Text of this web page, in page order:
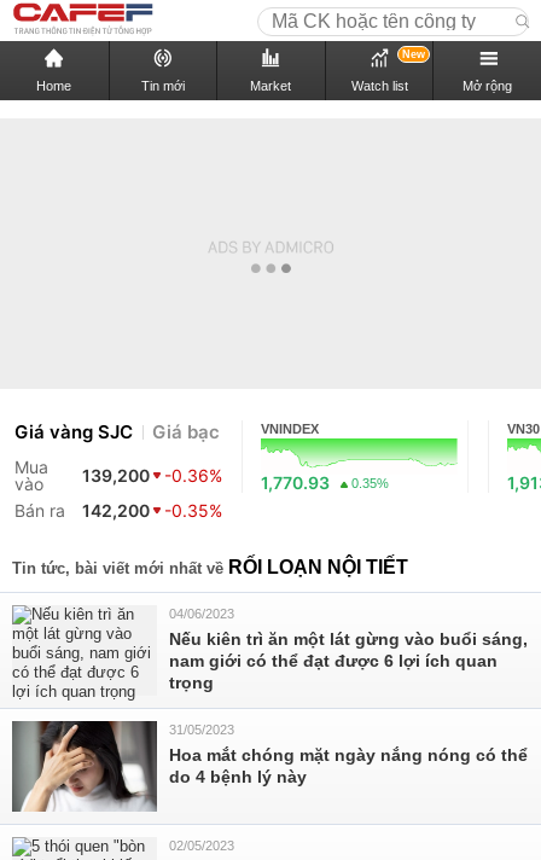
Home Tin mới Market Watch list
New
Mở rộng
Giá vàng SJC Giá bạc
Mua
vào
139,200
-0.36%
Bán ra
142,200 -0.35%
VNINDEX
1,770.93 0.35%
VN30
Tin tức, bài viết mới nhất về RỐI LOẠN NỘI TIẾT
04/06/2023
Nếu kiên trì ăn một lát gừng vào buổi sáng,
nam giới có thể đạt được 6 lợi ích quan
trọng
31/05/2023
Hoa mắt chóng mặt ngày nắng nóng có thể
do 4 bệnh lý này
02/05/2023